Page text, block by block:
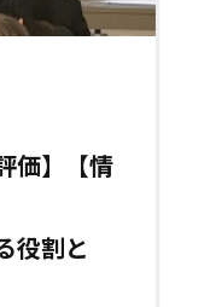
価】【情
役割と